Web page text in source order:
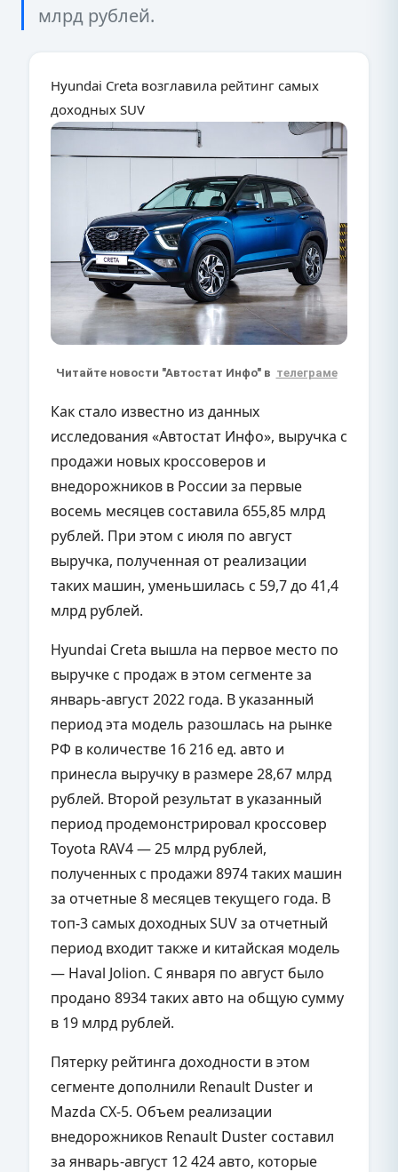
млрд рублей.
Hyundai Creta возглавила рейтинг самых
доходных SUV
Читайте новости "Автостат Инфо" в телеграме
Как стало известно из данных
исследования «Автостат Инфо», выручка с
продажи новых кроссоверов и
внедорожников в России за первые
восемь месяцев составила 655,85 млрд
рублей. При этом с июля по август
выручка, полученная от реализации
таких машин, уменьшилась с 59,7 до 41,4
млрд рублей.
Hyundai Creta вышла на первое место по
выручке с продаж в этом сегменте за
январь-август 2022 года. В указанный
период эта модель разошлась на рынке
РФ в количестве 16 216 ед. авто и
принесла выручку в размере 28,67 млрд
рублей. Второй результат в указанный
период продемонстрировал кроссовер
Toyota RAV4 — 25 млрд рублей,
полученных с продажи 8974 таких машин
за отчетные 8 месяцев текущего года. В
топ-3 самых доходных SUV за отчетный
период входит также и китайская модель
— Haval Jolion. С января по август было
продано 8934 таких авто на общую сумму
в 19 млрд рублей.
Пятерку рейтинга доходности в этом
сегменте дополнили Renault Duster и
Mazda CX-5. Объем реализации
внедорожников Renault Duster составил
за январь-август 12 424 авто, которые